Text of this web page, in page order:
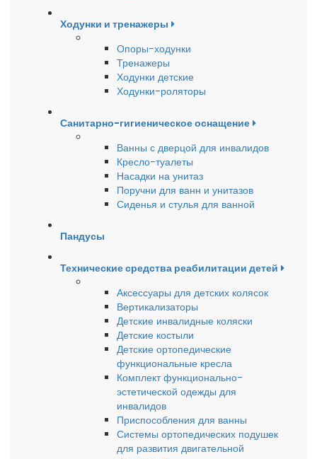
Ходунки и тренажеры
Опоры-ходунки
Тренажеры
Ходунки детские
Ходунки-роляторы
Санитарно-гигиеническое оснащение
Ванны с дверцой для инвалидов
Кресло-туалеты
Насадки на унитаз
Поручни для ванн и унитазов
Сиденья и стулья для ванной
Пандусы
Технические средства реабилитации детей
Аксессуары для детских колясок
Вертикализаторы
Детские инвалидные коляски
Детские костыли
Детские ортопедические
функциональные кресла
Комплект функционально-
эстетической одежды для
инвалидов
Приспособления для ванны
Системы ортопедических подушек
для развития двигательной